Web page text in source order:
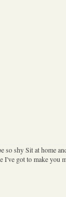
so shy Sit at home
I've got to make you